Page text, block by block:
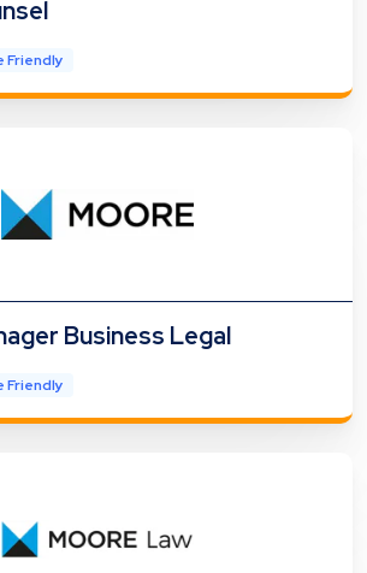
Friendly
Business Legal
Friendly